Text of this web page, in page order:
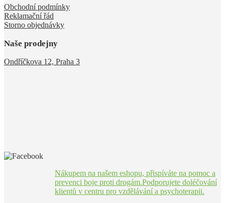
Obchodní podmínky
Reklamační řád
Storno objednávky
Naše prodejny
Ondříčkova 12, Praha 3
Nákupem na našem eshopu, přispíváte na pomoc a
prevenci boje proti drogám.Podporujete doléčování
klientů v centru pro vzdělávání a psychoterapii.